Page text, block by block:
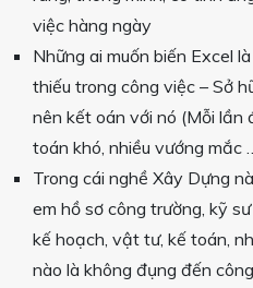
việc hàng ngày
Những ai muốn biến Excel
thiếu trong công việc – Sở
nên kết oán với nó (Mỗi lần
toán khó, nhiều vướng mắc
Trong cái nghề Xây Dựng
em hồ sơ công trường, kỹ
kế hoạch, vật tư, kế toán,
nào là không đụng đến